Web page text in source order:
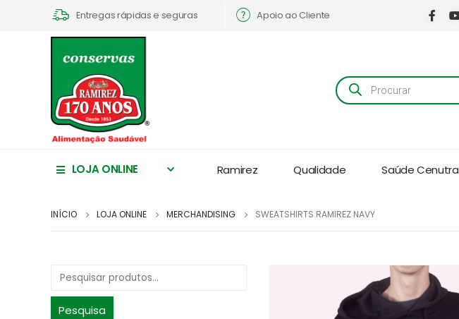
Entregas rápidas e seguras Apoio ao Cliente
Products
search
LOJA ONLINE Ramirez Qualidade Saúde Cenutra
INÍCIO LOJA ONLINE MERCHANDISING SWEATSHIRTS RAMIREZ NAVY
Pesquisa